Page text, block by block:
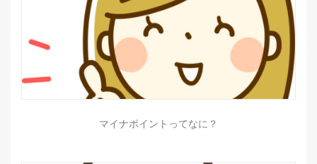
マイナポイントってなに？